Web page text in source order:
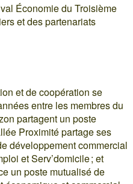
Économie du Troisième
et des partenariats
et de coopération se
entre les membres du
partagent un poste
Proximité partage ses
développement commercial
et Serv’domicile ; et
un poste mutualisé de